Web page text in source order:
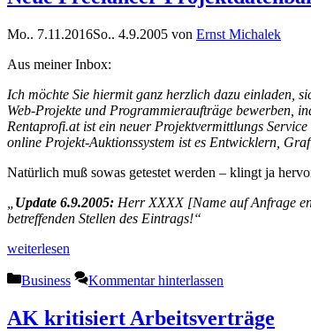
Mo.. 7.11.2016So.. 4.9.2005 von Ernst Michalek
Aus meiner Inbox:
Ich möchte Sie hiermit ganz herzlich dazu einladen,
Web-Projekte und Programmieraufträge bewerben,
Rentaprofi.at ist ein neuer Projektvermittlungs
online Projekt-Auktionssystem ist es Entwicklern,
Natürlich muß sowas getestet werden – klingt ja
Update 6.9.2005: Herr XXXX [Name auf Anfrage
betreffenden Stellen des Eintrags!
weiterlesen
Kategorien
Business Kommentar hinterlassen
AK kritisiert Arbeitsverträge